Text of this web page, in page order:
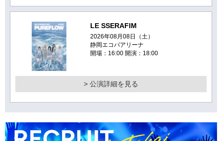
LE SSERAFIM
2026年08月08日（土）
静岡エコパアリーナ
開場：16:00 開演：18:00
> 公演詳細を見る